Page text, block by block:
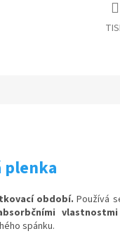
plenka
období.Používá
vlastnostmi
spánku.